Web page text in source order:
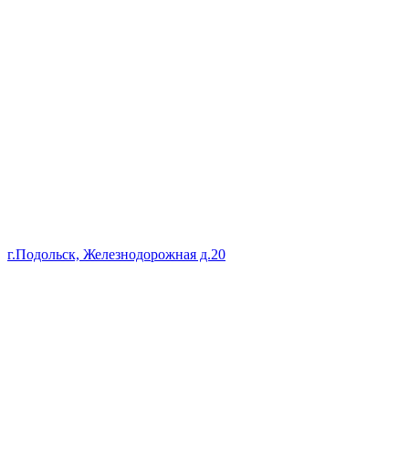
г.Подольск, Железнодорожная д.20